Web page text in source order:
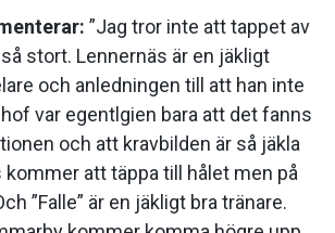
”Jag tror inte att tappet av
stort. Lennernäs är en jäkligt
och anledningen till att han inte
var egentlgien bara att det fanns
och att kravbilden är så jäkla
kommer att täppa till hålet men på
”Falle” är en jäkligt bra tränare.